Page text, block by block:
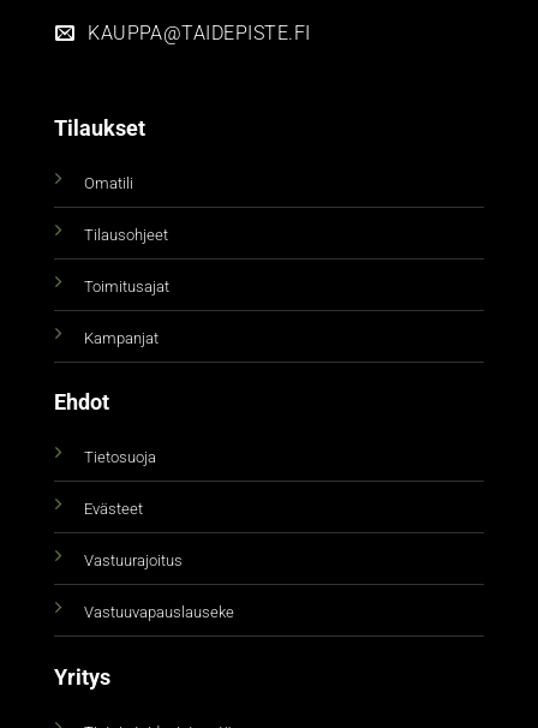
KAUPPA@TAIDEPISTE.FI
Tilaukset
Omatili
Tilausohjeet
Toimitusajat
Kampanjat
Ehdot
Tietosuoja
Evästeet
Vastuurajoitus
Vastuuvapauslauseke
Yritys